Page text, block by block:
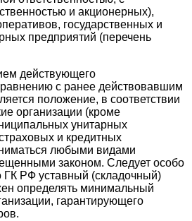
и акционерных),
государственных и
предприятий (перечень
действующего
с ранее действовавшим
положение, в соответствии
организации (кроме
унитарных
и кредитных
любыми видами
законом. Следует особо
ГК РФ уставный (складочный)
определять минимальный
гарантирующего